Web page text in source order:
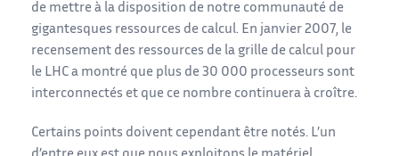
de mettre à la disposition de notre communauté de
gigantesques ressources de calcul. En janvier 2007, le
recensement des ressources de la grille de calcul pour
le LHC a montré que plus de 30 000 processeurs sont
interconnectés et que ce nombre continuera à croître.
Certains points doivent cependant être notés. L’un